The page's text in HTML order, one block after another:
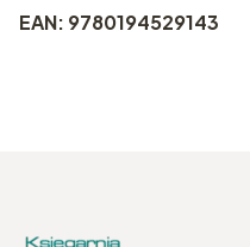
EAN: 9780194529143